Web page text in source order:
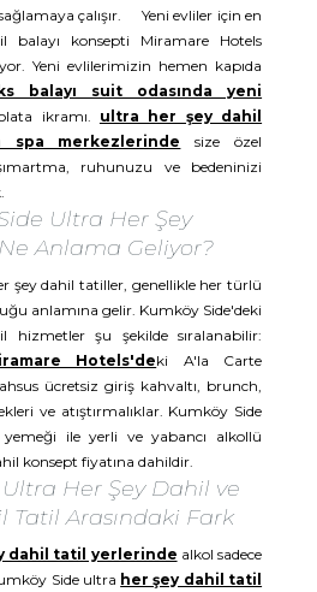
çalışır. Yeni evliler için en
konsepti Miramare Hotels
Yeni evlilerimizin hemen kapıda
balayı suit odasında yeni
ikramı. ultra her şey dahil
spa merkezlerinde size özel
ruhunuzu ve bedeninizi
Ultra Her Şey
Anlama Geliyor?
şey dahil tatiller, genellikle her türlü
anlamına gelir. Kumköy Side'deki
şu şekilde sıralanabilir:
Hotels'deki A'la Carte
ücretsiz giriş kahvaltı, brunch,
ve atıştırmalıklar. Kumköy Side
ile yerli ve yabancı alkollü
konsept fiyatına dahildir.
Her Şey Dahil ve
Tatil Arasındaki Fark
dahil tatil yerlerinde alkol sadece
Side ultra her şey dahil tatil